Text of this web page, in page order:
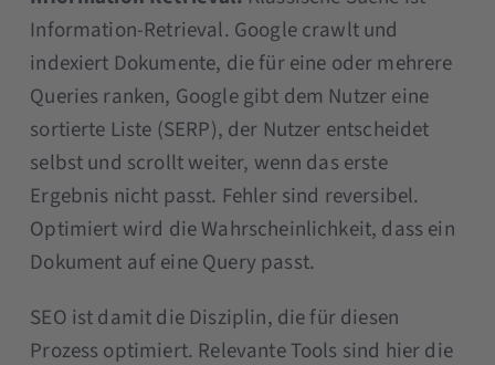
Information-Retrieval. Google crawlt und
indexiert Dokumente, die für eine oder mehrere
Queries ranken, Google gibt dem Nutzer eine
sortierte Liste (SERP), der Nutzer entscheidet
selbst und scrollt weiter, wenn das erste
Ergebnis nicht passt. Fehler sind reversibel.
Optimiert wird die Wahrscheinlichkeit, dass ein
Dokument auf eine Query passt.
SEO ist damit die Disziplin, die für diesen
Prozess optimiert. Relevante Tools sind hier die